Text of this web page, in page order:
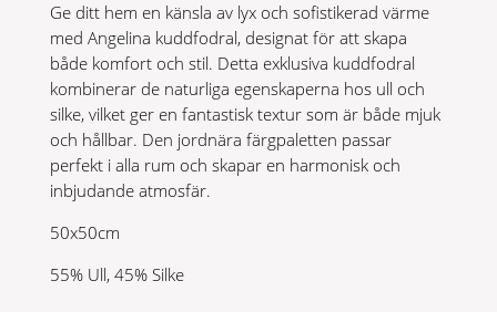
Ge ditt hem en känsla av lyx och sofistikerad värme
med Angelina kuddfodral, designat för att skapa
både komfort och stil. Detta exklusiva kuddfodral
kombinerar de naturliga egenskaperna hos ull och
silke, vilket ger en fantastisk textur som är både mjuk
och hållbar. Den jordnära färgpaletten passar
perfekt i alla rum och skapar en harmonisk och
inbjudande atmosfär.
50x50cm
55% Ull, 45% Silke